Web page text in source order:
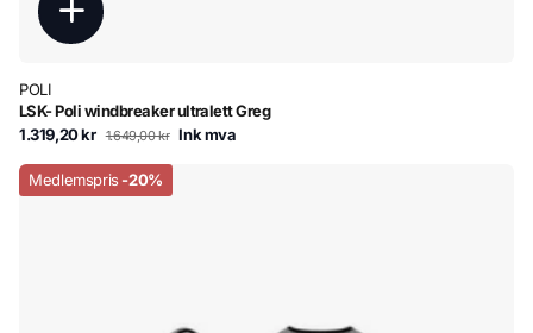
POLI
LSK- Poli windbreaker ultralett Greg
1.319,20 kr 1.649,00 kr Ink mva
Medlemspris -20%